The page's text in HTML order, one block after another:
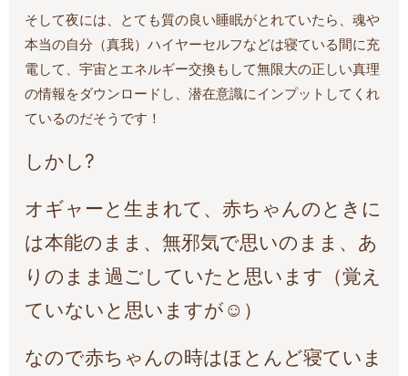
そして夜には、とても質の良い睡眠がとれていたら、魂や
本当の自分（真我）ハイヤーセルフなどは寝ている間に充
電して、宇宙とエネルギー交換もして無限大の正しい真理
の情報をダウンロードし、潜在意識にインプットしてくれ
ているのだそうです！
しかし?
オギャーと生まれて、赤ちゃんのときに
は本能のまま、無邪気で思いのまま、あ
りのまま過ごしていたと思います（覚え
ていないと思いますが☺️）
なので赤ちゃんの時はほとんど寝ていま